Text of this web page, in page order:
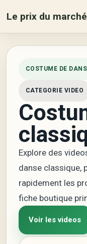
Le prix du marché
COSTUME DE
CATEGORIE VIDEO
Explore des
danse classique,
rapidement les
fiche boutique
Voir les videos